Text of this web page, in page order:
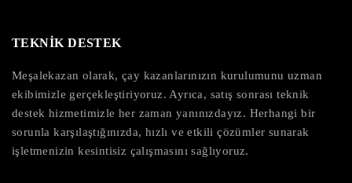
TEKNİK DESTEK
Meşalekazan olarak, çay kazanlarınızın kurulumunu uzman
ekibimizle gerçekleştiriyoruz. Ayrıca, satış sonrası teknik
destek hizmetimizle her zaman yanınızdayız. Herhangi bir
sorunla karşılaştığınızda, hızlı ve etkili çözümler sunarak
işletmenizin kesintisiz çalışmasını sağlıyoruz.